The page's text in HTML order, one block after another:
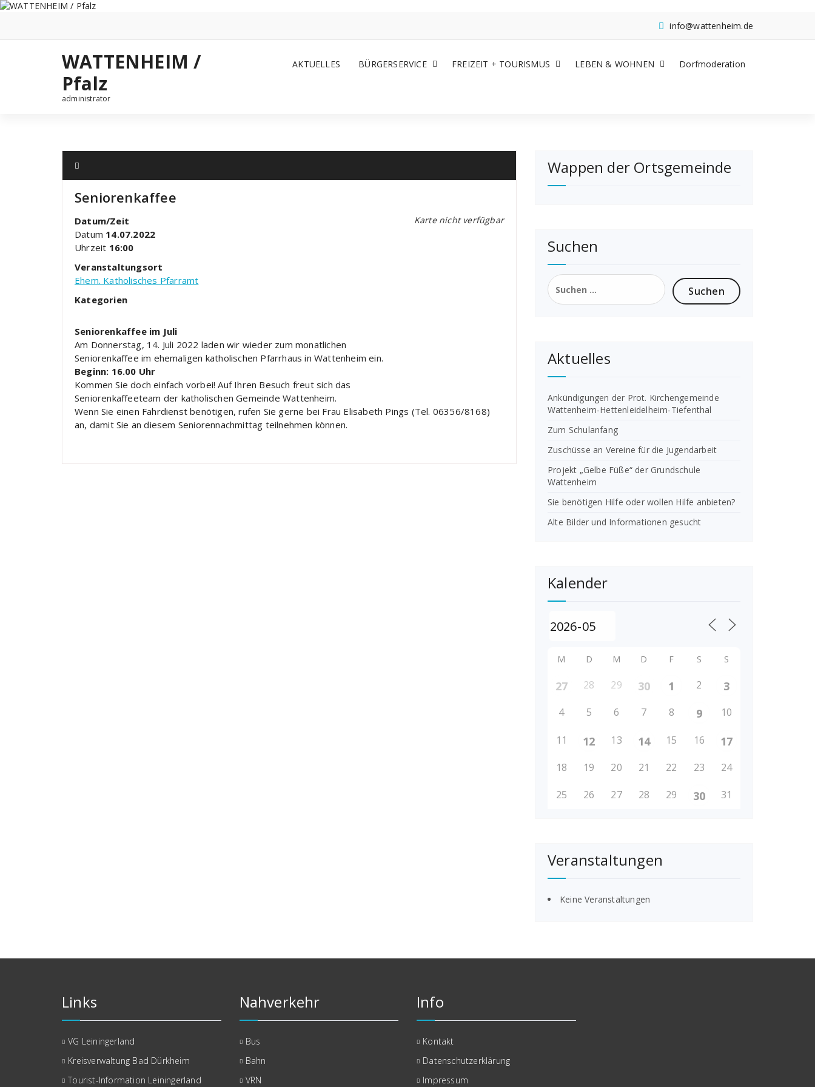
Zum
info@wattenheim.de
WATTENHEIM /
Pfalz
administrator
AKTUELLES BÜRGERSERVICE FREIZEIT + TOURISMUS LEBEN & WOHNEN Dorfmoderation
Seniorenkaffee
Karte nicht verfügbar
Datum/Zeit
Datum 14.07.2022
Uhrzeit 16:00
Veranstaltungsort
Ehem. Katholisches Pfarramt
Kategorien
Seniorenkaffee im Juli
Am Donnerstag, 14. Juli 2022 laden wir wieder zum monatlichen
Seniorenkaffee im ehemaligen katholischen Pfarrhaus in Wattenheim ein.
Beginn: 16.00 Uhr
Kommen Sie doch einfach vorbei! Auf Ihren Besuch freut sich das
Seniorenkaffeeteam der katholischen Gemeinde Wattenheim.
Wenn Sie einen Fahrdienst benötigen, rufen Sie gerne bei Frau Elisabeth Pings (Tel. 06356/8168)
an, damit Sie an diesem Seniorennachmittag teilnehmen können.
Wappen der Ortsgemeinde
Suchen
Suchen
nach:
Aktuelles
Ankündigungen der Prot. Kirchengemeinde
Wattenheim-Hettenleidelheim-Tiefenthal
Zum Schulanfang
Zuschüsse an Vereine für die Jugendarbeit
Projekt „Gelbe Füße“ der Grundschule
Wattenheim
Sie benötigen Hilfe oder wollen Hilfe anbieten?
Alte Bilder und Informationen gesucht
Kalender
M D M D F S S
27 28 29 30 1 2 3
4 5 6 7 8 9 10
11 12 13 14 15 16 17
18 19 20 21 22 23 24
25 26 27 28 29 30 31
Veranstaltungen
Keine Veranstaltungen
Links
VG Leiningerland
Kreisverwaltung Bad Dürkheim
Tourist-Information Leiningerland
Nahverkehr
Bus
Bahn
VRN
Info
Kontakt
Datenschutzerklärung
Impressum